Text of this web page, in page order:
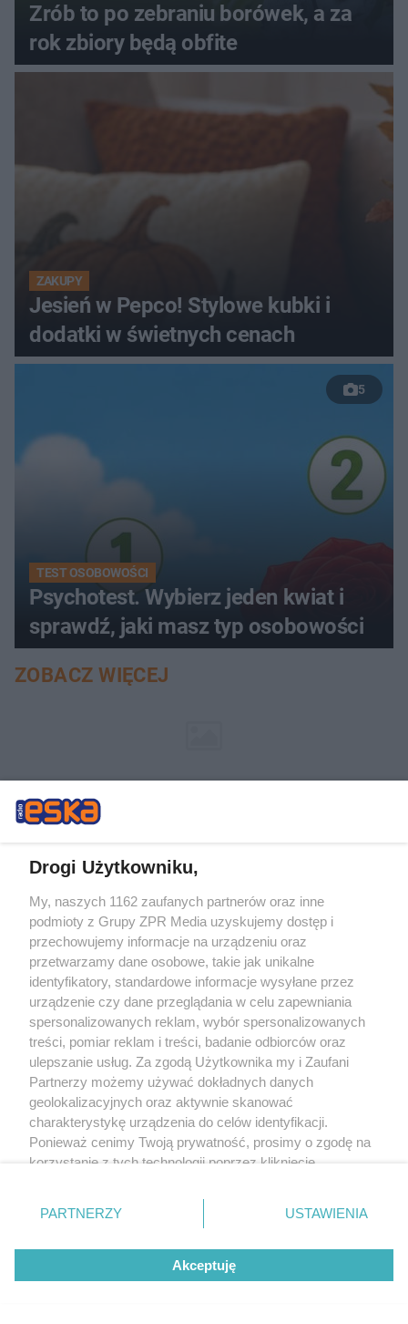
Zrób to po zebraniu borówek, a za
rok zbiory będą obfite
ZAKUPY
Jesień w Pepco! Stylowe kubki i
dodatki w świetnych cenach
5
TEST OSOBOWOŚCI
Psychotest. Wybierz jeden kwiat i
sprawdź, jaki masz typ osobowości
ZOBACZ WIĘCEJ
rozpowszechniany lub dalej rozpowszechniany w jakikolwiek sposób (w
eksploatacji w jakiejkolwiek formie, włącznie z umieszczaniem w Internecie
bez pisemnej zgody właściciela praw. Jakiekolwiek użycie lub
Drogi Użytkowniku,
My, naszych 1162 zaufanych partnerów oraz inne
podmioty z Grupy ZPR Media uzyskujemy dostęp i
przechowujemy informacje na urządzeniu oraz
przetwarzamy dane osobowe, takie jak unikalne
identyfikatory, standardowe informacje wysyłane przez
urządzenie czy dane przeglądania w celu zapewniania
spersonalizowanych reklam, wybór spersonalizowanych
treści, pomiar reklam i treści, badanie odbiorców oraz
ulepszanie usług. Za zgodą Użytkownika my i Zaufani
Partnerzy możemy używać dokładnych danych
geolokalizacyjnych oraz aktywnie skanować
charakterystykę urządzenia do celów identyfikacji.
Ponieważ cenimy Twoją prywatność, prosimy o zgodę na
korzystanie z tych technologii poprzez kliknięcie
zmienić/wycofać klikając przycisk ustawień prywatności
znajdujący się w lewym dolnym rogu strony
rodzaje przetwarzania danych nie wymagają zgody
użytkownika, ale masz prawo sprzeciwić się takiemu
przetwarzaniu. Preferencje będą miały zastosowanie tylko
PARTNERZY USTAWIENIA
Akceptuję